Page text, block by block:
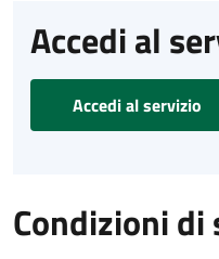
Accedi al
Accedi al servizio
Condizioni di